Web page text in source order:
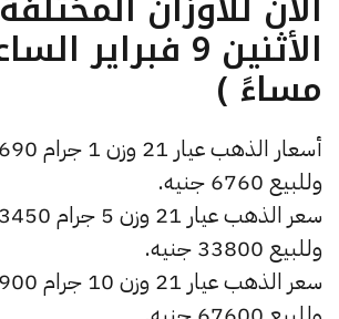
مساءً )
وللبيع 6760 جنيه.
وللبيع 33800 جنيه.